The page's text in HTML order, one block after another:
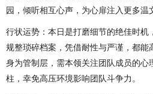
园，倾听相互心声，为心扉注入更多温
行状运势：本日是打磨细节的绝佳时机
规整琐碎档案，凭借耐性与严谨，都能
身为管制层，需本领关注团队成员的心
柱，幸免高压环境影响团队斗争力。